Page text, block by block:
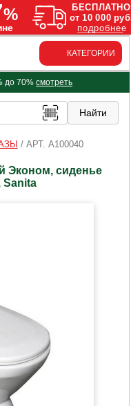
КАТЕГОРИИ
до 70% смотреть
/ АРТ. A100040
Эконом, сиденье
Sanita